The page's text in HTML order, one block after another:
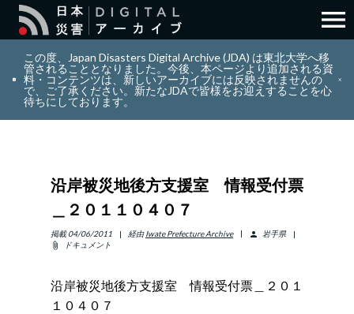
search 検索
layers コレクション
info_outline リソース
アバウト
ENGLISH 日本語
menu
この度、Japan Disasters Digital Archive (JDA) は東北大学へ移
管されることとなりました。今後、本ページより追加される資
料・コンテンツは、新しいアーカイブには反映されませんの
で、ご了承ください。新たなJDAで皆様をお迎えすることを心
待ちにしております。
沿岸被災地後方支援室 情報受付票
＿２０１１０４０７
掲載 04/06/2011 経由 Iwate Prefecture Archive person
岩手県
attach_file
ドキュメント
沿岸被災地後方支援室 情報受付票＿２０１
１０４０７